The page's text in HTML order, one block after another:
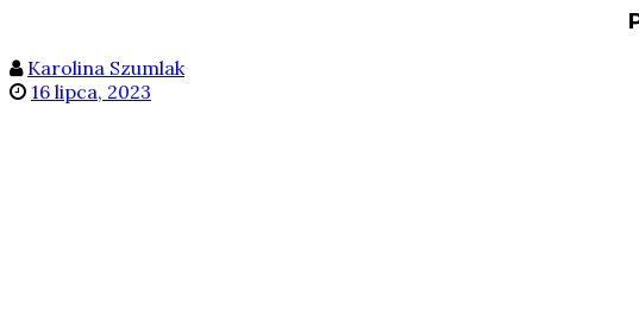
Karolina Szumlak
16 lipca, 2023